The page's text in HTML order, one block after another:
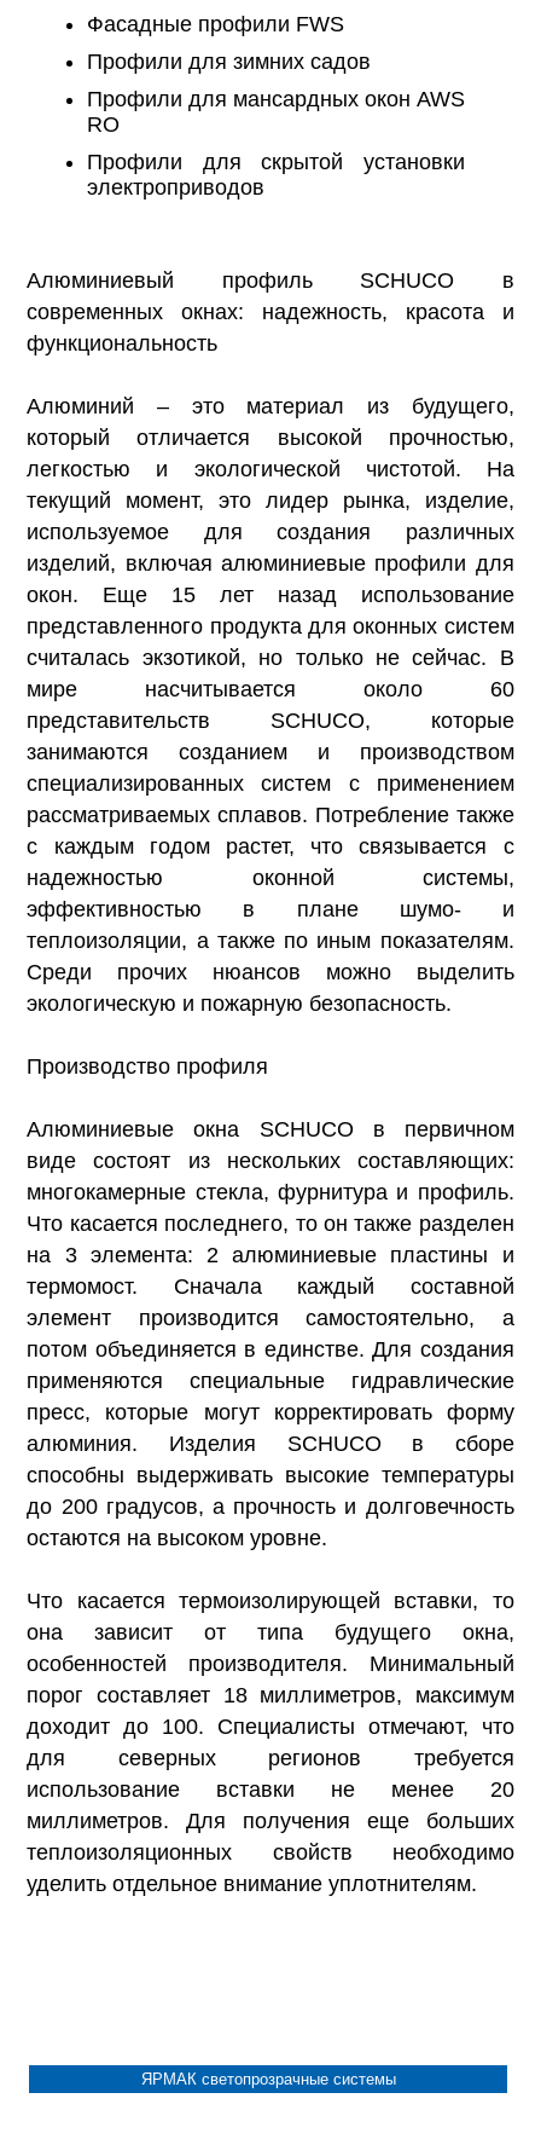
Фасадные профили FWS
Профили для зимних садов
Профили для мансардных окон AWS
RO
Профили для скрытой установки
электроприводов
Алюминиевый профиль SCHUCO в
современных окнах: надежность, красота и
функциональность
Алюминий – это материал из будущего,
который отличается высокой прочностью,
легкостью и экологической чистотой. На
текущий момент, это лидер рынка, изделие,
используемое для создания различных
изделий, включая алюминиевые профили для
окон. Еще 15 лет назад использование
представленного продукта для оконных систем
считалась экзотикой, но только не сейчас. В
мире насчитывается около 60
представительств SCHUCO, которые
занимаются созданием и производством
специализированных систем с применением
рассматриваемых сплавов. Потребление также
с каждым годом растет, что связывается с
надежностью оконной системы,
эффективностью в плане шумо- и
теплоизоляции, а также по иным показателям.
Среди прочих нюансов можно выделить
экологическую и пожарную безопасность.
Производство профиля
Алюминиевые окна SCHUCO в первичном
виде состоят из нескольких составляющих:
многокамерные стекла, фурнитура и профиль.
Что касается последнего, то он также разделен
на 3 элемента: 2 алюминиевые пластины и
термомост. Сначала каждый составной
элемент производится самостоятельно, а
потом объединяется в единстве. Для создания
применяются специальные гидравлические
пресс, которые могут корректировать форму
алюминия. Изделия SCHUCO в сборе
способны выдерживать высокие температуры
до 200 градусов, а прочность и долговечность
остаются на высоком уровне.
Что касается термоизолирующей вставки, то
она зависит от типа будущего окна,
особенностей производителя. Минимальный
порог составляет 18 миллиметров, максимум
доходит до 100. Специалисты отмечают, что
для северных регионов требуется
использование вставки не менее 20
миллиметров. Для получения еще больших
теплоизоляционных свойств необходимо
уделить отдельное внимание уплотнителям.
ЯРМАК светопрозрачные системы